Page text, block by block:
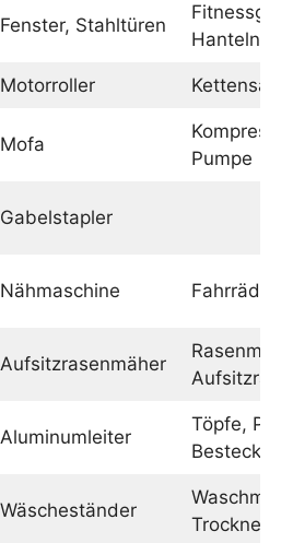
Fenster, Stahltüren
Hanteln
Motorroller Kettensäge
Mofa
Pumpe
Gabelstapler
Nähmaschine Fahrräder
Aufsitzrasenmäher
Aluminumleiter
Töpfe,
Besteck
Wäscheständer
Trockner